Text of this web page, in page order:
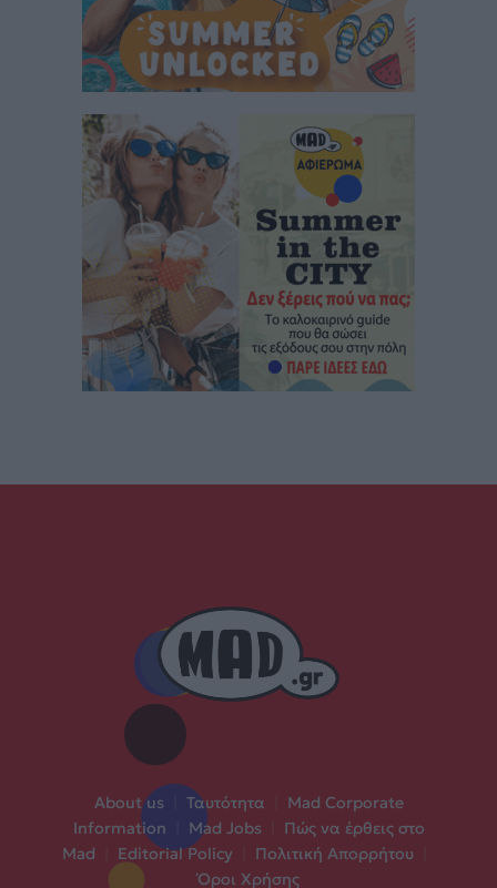
About us Ταυτότητα
Mad Corporate
Information
Mad Jobs
Πώς να έρθεις στο
Mad
Editorial Policy Πολιτική Απορρήτου
Όροι Χρήσης